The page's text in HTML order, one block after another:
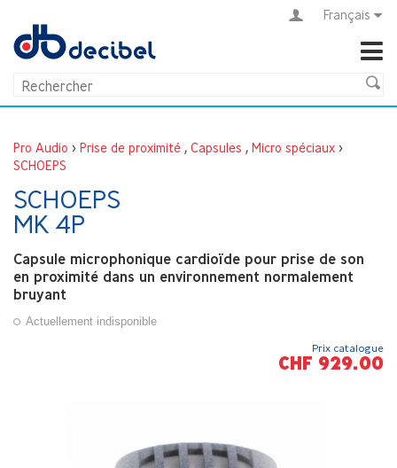
Français
Pro Audio > Prise de proximité , Capsules , Micro spéciaux >
SCHOEPS
SCHOEPS
MK 4P
Capsule microphonique cardioïde pour prise de son
en proximité dans un environnement normalement
bruyant
Actuellement indisponible
Prix catalogue
CHF 929.00